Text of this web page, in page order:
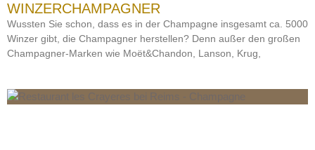
WINZERCHAMPAGNER
Wussten Sie schon, dass es in der Champagne insgesamt ca. 5000
Winzer gibt, die Champagner herstellen? Denn außer den großen
Champagner-Marken wie Moët&Chandon, Lanson, Krug,